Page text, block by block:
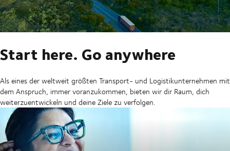
Start here. Go anywhere
Als eines der weltweit größten Transport- und Logistikunternehmen mit
dem Anspruch, immer voranzukommen, bieten wir dir Raum, dich
weiterzuentwickeln und deine Ziele zu verfolgen.